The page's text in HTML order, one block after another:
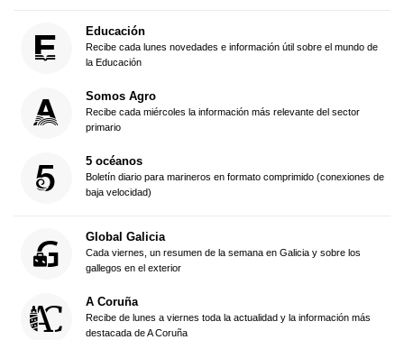
Educación
Recibe cada lunes novedades e información útil sobre el mundo de
la Educación
Somos Agro
Recibe cada miércoles la información más relevante del sector
primario
5 océanos
Boletín diario para marineros en formato comprimido (conexiones de
baja velocidad)
Global Galicia
Cada viernes, un resumen de la semana en Galicia y sobre los
gallegos en el exterior
A Coruña
Recibe de lunes a viernes toda la actualidad y la información más
destacada de A Coruña